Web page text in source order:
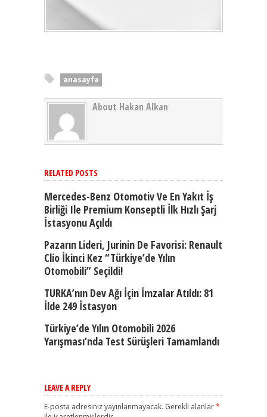
anasayfa
About Hakan Alkan
RELATED POSTS
Mercedes-Benz Otomotiv Ve En Yakıt İş
Birliği Ile Premium Konseptli İlk Hızlı Şarj
İstasyonu Açıldı
Pazarın Lideri, Jurinin De Favorisi: Renault
Clio İkinci Kez “Türkiye’de Yılın
Otomobili” Seçildi!
TURKA’nın Dev Ağı İçin İmzalar Atıldı: 81
İlde 249 İstasyon
Türkiye’de Yılın Otomobili 2026
Yarışması’nda Test Sürüşleri Tamamlandı
LEAVE A REPLY
E-posta adresiniz yayınlanmayacak. Gerekli alanlar*